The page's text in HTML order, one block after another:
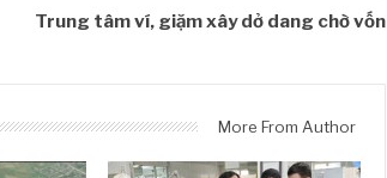
Trung tâm ví, giặm xây dở dang chờ vốn
More From Author